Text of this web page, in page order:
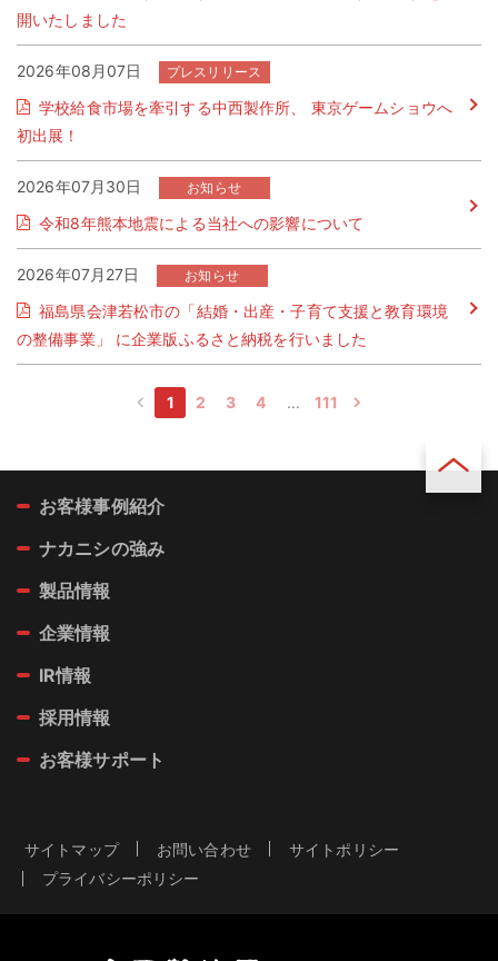
開いたしました
2026年08月07日
学校給食市場を牽引する中西製作所、 東京ゲームショウへ
初出展！
2026年07月30日
令和8年熊本地震による当社への影響について
2026年07月27日
福島県会津若松市の「結婚・出産・子育て支援と教育環境
の整備事業」 に企業版ふるさと納税を行いました
1 2 3 4
111
お客様事例紹介
ナカニシの強み
製品情報
企業情報
IR情報
採用情報
お客様サポート
サイトマップ お問い合わせ
サイトポリシー
プライバシーポリシー